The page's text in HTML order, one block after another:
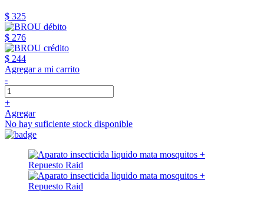
$ 325
$ 276
$ 244
Agregar a mi carrito
-
+
Agregar
No hay suficiente stock disponible